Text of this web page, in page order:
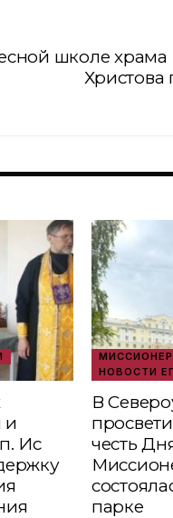
школе храма
Христова
и
Ис
НОВОСТИ
В
честь
парке